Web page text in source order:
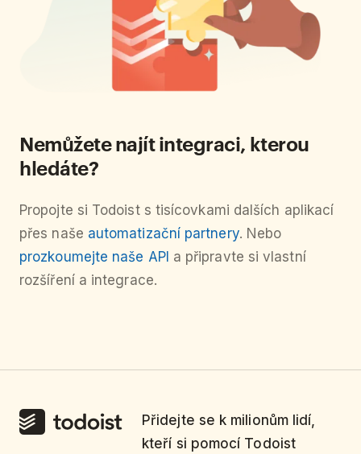
Nemůžete najít integraci, kterou
hledáte?
Propojte si Todoist s tisícovkami dalších aplikací
přes naše automatizační partnery. Nebo
prozkoumejte naše API a připravte si vlastní
rozšíření a integrace.
Přidejte se k milionům lidí,
kteří si pomocí Todoist